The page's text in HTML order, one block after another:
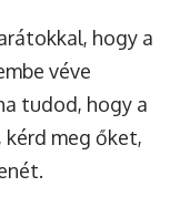
hogy a
véve
tudod, hogy a
kérd meg őket,